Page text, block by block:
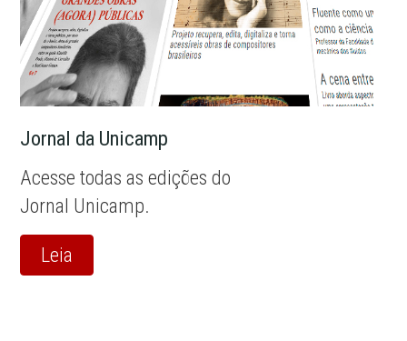
Jornal da Unicamp
Acesse todas as edições do
Jornal Unicamp.
Leia